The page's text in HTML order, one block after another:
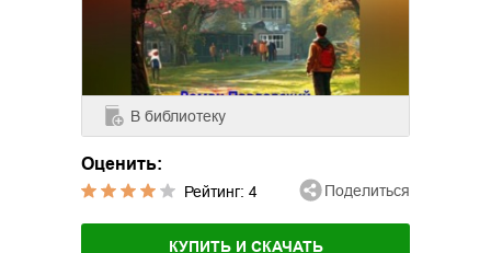
В библиотеку
Оценить:
Рейтинг: 4 Поделиться
КУПИТЬ И СКАЧАТЬ